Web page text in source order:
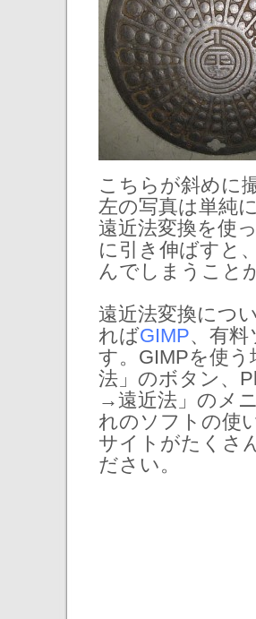
こちらが斜めに
左の写真は単純
遠近法変換を使
に引き伸ばすと
んでしまうこと
遠近法変換につ
ればGIMP、有
す。GIMPを使
法」のボタン、
→遠近法」のメ
れのソフトの使
サイトがたくさ
ださい。